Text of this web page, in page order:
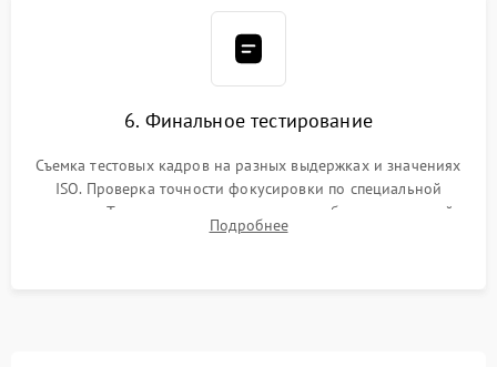
6. Финальное тестирование
Съемка тестовых кадров на разных выдержках и значениях
ISO. Проверка точности фокусировки по специальной
мишени. Тест записи на карту памяти, работы встроенной
вспышки, микрофона и всех кнопок управления.
Подробнее